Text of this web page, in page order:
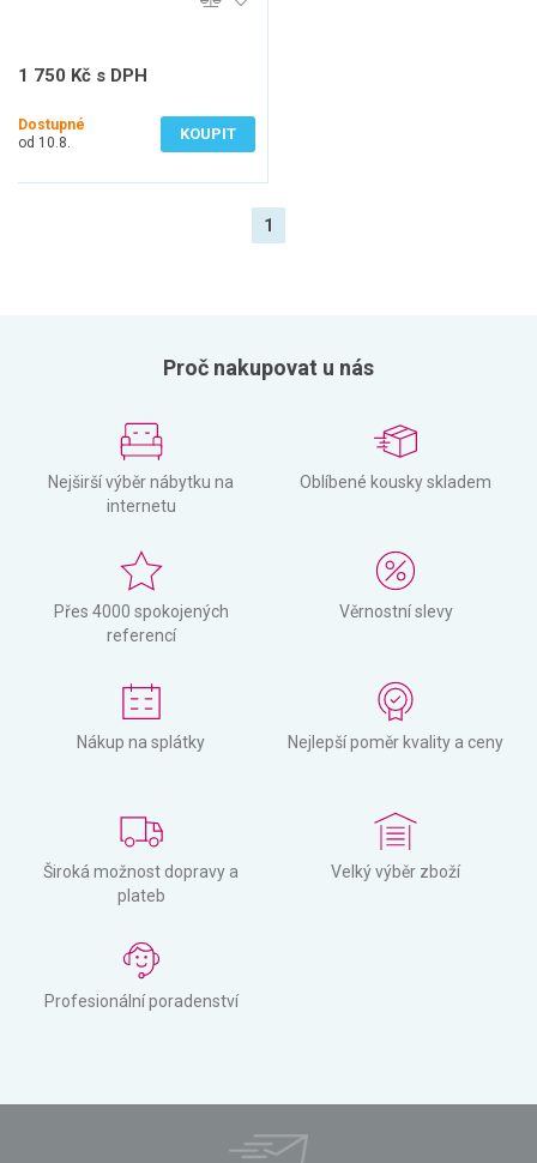
1 750 Kč s DPH
Dostupné
od 10.8.
KOUPIT
1
Proč nakupovat u nás
Nejširší výběr nábytku na
internetu
Oblíbené kousky skladem
Přes 4000 spokojených
referencí
Věrnostní slevy
Nákup na splátky Nejlepší poměr kvality a ceny
Široká možnost dopravy a
plateb
Velký výběr zboží
Profesionální poradenství